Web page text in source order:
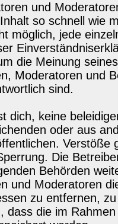
und
so schnell wie
möglich, jede
die Meinung
Moderatoren und
sind.
dich, keine
oder aus
Verstöße
Die
Behörden
und Moderatoren
zu entfernen,
dass die im